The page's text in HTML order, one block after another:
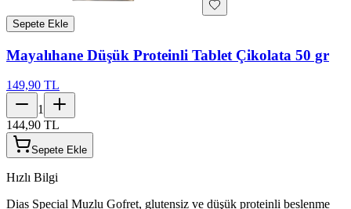
Sepete Ekle
Mayalıhane Düşük Proteinli Tablet Çikolata 50 gr
149,90 TL
1
144,90 TL
Sepete Ekle
Hızlı Bilgi
Dias Special Muzlu Gofret, glutensiz ve düşük proteinli beslenme